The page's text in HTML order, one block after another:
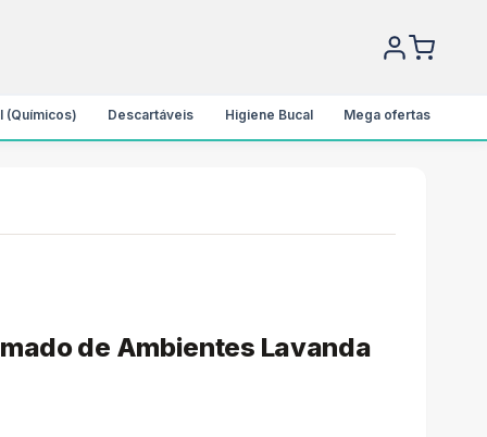
(Químicos) Descartáveis Higiene Bucal Mega ofertas
de Ambientes Lavanda